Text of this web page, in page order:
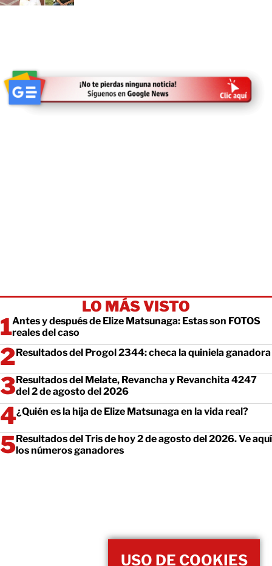
LO MÁS VISTO
Antes y después de Elize Matsunaga: Estas son FOTOS
reales del caso
Resultados del Progol 2344: checa la quiniela ganadora
Resultados del Melate, Revancha y Revanchita 4247
del 2 de agosto del 2026
¿Quién es la hija de Elize Matsunaga en la vida real?
Resultados del Tris de hoy 2 de agosto del 2026. Ve aquí
los números ganadores
USO DE COOKIES